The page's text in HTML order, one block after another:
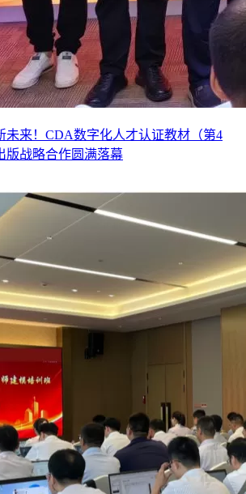
未来！CDA数字化人才认证教材（第4
版战略合作圆满落幕